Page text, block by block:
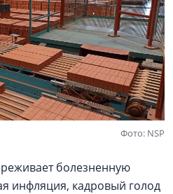
Фото: NSP
болезненную
инфляция, кадровый голод